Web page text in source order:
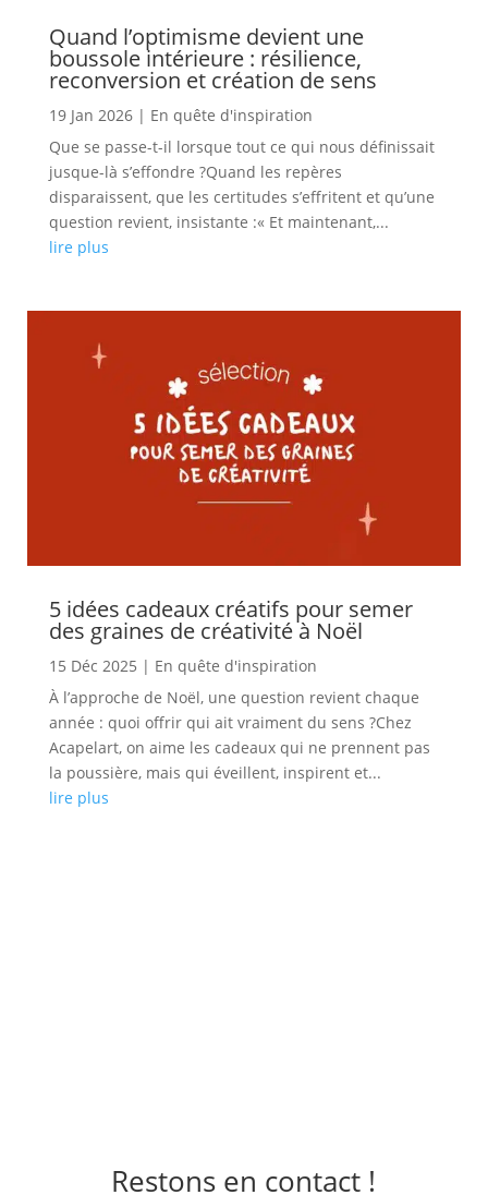
Quand l’optimisme devient une
boussole intérieure : résilience,
reconversion et création de sens
19 Jan 2026| En quête d'inspiration
Que se passe-t-il lorsque tout ce qui nous définissait
jusque-là s’effondre ?Quand les repères
disparaissent, que les certitudes s’effritent et qu’une
question revient, insistante :« Et maintenant,...
lire plus
5 idées cadeaux créatifs pour semer
des graines de créativité à Noël
15 Déc 2025 | En quête d'inspiration
À l’approche de Noël, une question revient chaque
année : quoi offrir qui ait vraiment du sens ?Chez
Acapelart, on aime les cadeaux qui ne prennent pas
la poussière, mais qui éveillent, inspirent et...
lire plus
Restons en contact !